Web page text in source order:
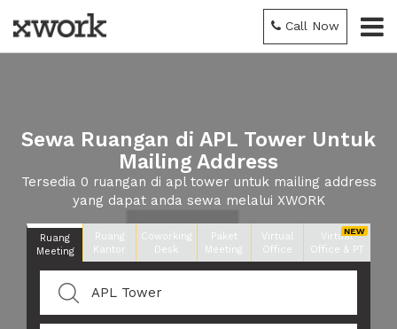
Call Now
Sewa Ruangan di APL Tower Untuk
Mailing Address
Tersedia 0 ruangan di apl tower untuk mailing address
yang dapat anda sewa melalui XWORK
Ruang
Meeting
Ruang
Kantor
Coworking
Desk
Paket
Meeting
Virtual
Office
Virtual
Office & PT